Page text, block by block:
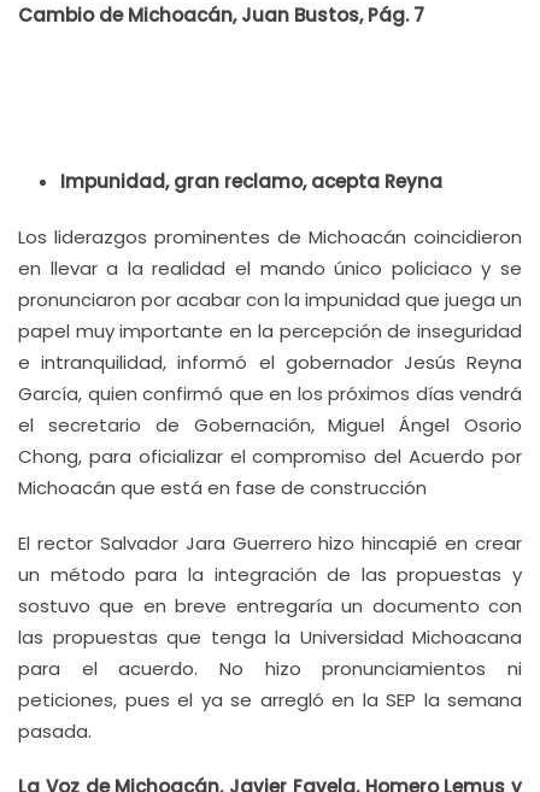
Cambio de Michoacán, Juan Bustos, Pág. 7
Impunidad, gran reclamo, acepta Reyna
Los liderazgos prominentes de Michoacán coincidieron
en llevar a la realidad el mando único policiaco y se
pronunciaron por acabar con la impunidad que juega un
papel muy importante en la percepción de inseguridad
e intranquilidad, informó el gobernador Jesús Reyna
García, quien confirmó que en los próximos días vendrá
el secretario de Gobernación, Miguel Ángel Osorio
Chong, para oficializar el compromiso del Acuerdo por
Michoacán que está en fase de construcción
El rector Salvador Jara Guerrero hizo hincapié en crear
un método para la integración de las propuestas y
sostuvo que en breve entregaría un documento con
las propuestas que tenga la Universidad Michoacana
para el acuerdo. No hizo pronunciamientos ni
peticiones, pues el ya se arregló en la SEP la semana
pasada.
La Voz de Michoacán, Javier Favela, Homero Lemus y